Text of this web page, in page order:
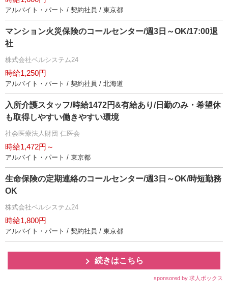
アルバイト・パート / 契約社員 / 東京都
マンション火災保険のコールセンター/週3日～OK/17:00退
社
株式会社ベルシステム24
時給1,250円
アルバイト・パート / 契約社員 / 北海道
入所介護スタッフ/時給1472円&有給あり/日勤のみ・希望休
も取得しやすい働きやすい環境
社会医療法人財団 仁医会
時給1,472円～
アルバイト・パート / 東京都
生命保険の定期連絡のコールセンター/週3日～OK/時短勤務
OK
株式会社ベルシステム24
時給1,800円
アルバイト・パート / 契約社員 / 東京都
続きはこちら
sponsored by 求人ボックス